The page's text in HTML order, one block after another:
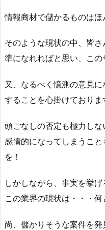
情報商材で儲かるものはほ
そのような現状の中、皆
準になれればと思い、この
又、なるべく憶測の意見
することを心掛けておりま
頭ごなしの否定も極力し
感情的になってしまうこ
を！
しかしながら、事実を挙
この業界の現状は・・・
尚、儲かりそうな案件を